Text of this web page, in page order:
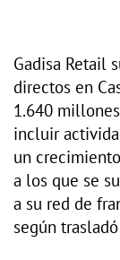
Gadisa Retail
directos en
1.640
incluir
un
a los que se
a su red de
según